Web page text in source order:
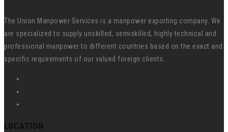
The Union Manpower Services is a manpower exporting company. We
are specialized to supply unskilled, semiskilled, highly technical and
professional manpower to different countries based on the exact and
specific requirements of our valued foreign clients.
LOCATION